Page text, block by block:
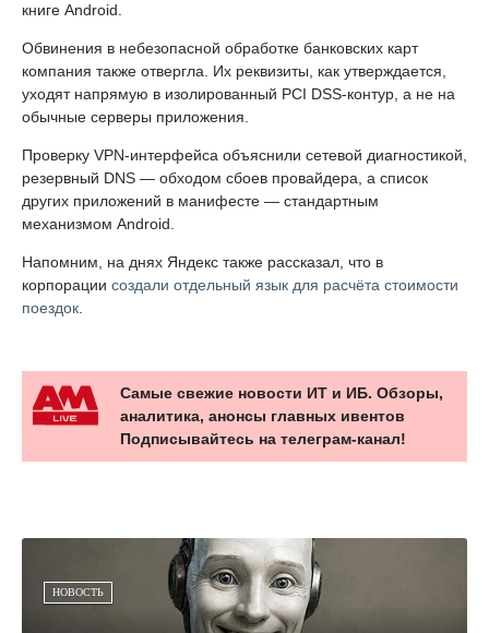
книге Android.
Обвинения в небезопасной обработке банковских карт
компания также отвергла. Их реквизиты, как утверждается,
уходят напрямую в изолированный PCI DSS-контур, а не на
обычные серверы приложения.
Проверку VPN-интерфейса объяснили сетевой диагностикой,
резервный DNS — обходом сбоев провайдера, а список
других приложений в манифесте — стандартным
механизмом Android.
Напомним, на днях Яндекс также рассказал, что в
корпорации создали отдельный язык для расчёта стоимости
поездок.
Самые свежие новости ИТ и ИБ. Обзоры,
аналитика, анонсы главных ивентов
Подписывайтесь на телеграм-канал!
НОВОСТЬ